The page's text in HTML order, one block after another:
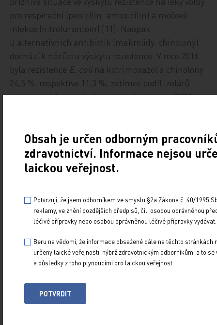
pro respirační (penicilin, amoxicilin) a močové
infekce (nitrofurantoin) [11]. Naopak
u alternativních antibiotik (makrolidy, chinolony)
dochází k nárůstu výskytu rezistence. V roce 2016
byla rezistence E. coli na kotrimoxazol a chinolony
24,5 %, respektive 11,3 %, zatímco podíl izolátů
rezistentních na nitrofurantoin činil pouze 0,7 %
% izolátůS. pneumoniae(graf 4) [7]. Oproti tomu
výskyt pneumokoků necitlivých k penicilinu je
dlouhodobě nízký (1,9 % v roce 2018), navíc většina
respiračních infekcí vyvolaných kmeny se sníženou
respektive amoxicilinem,
po úpravě dávkování efektivně
na penicilin se v ČR téměř
nevyskytují.
Obsah je určen odborným
zdravotnictví. Informace nejsou
laickou veřejnost.
Potvrzuji, že jsem odborníkem ve smyslu §2a Zákona č. 40/1995
reklamy, ve znění pozdějších předpisů, čili osobou oprávněnou
léčivé přípravky nebo osobou oprávněnou léčivé přípravky vydávat.
Beru na vědomí, že informace obsažené dále na těchto stránkách
určeny laické veřejnosti, nýbrž zdravotnickým odborníkům, a to se
a důsledky z toho plynoucími pro laickou veřejnost.
POTVRDIT